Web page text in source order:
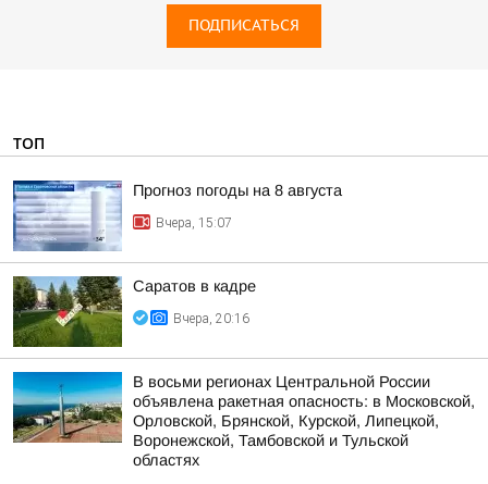
ПОДПИСАТЬСЯ
ТОП
Прогноз погоды на 8 августа
Вчера, 15:07
Саратов в кадре
Вчера, 20:16
В восьми регионах Центральной России
объявлена ракетная опасность: в Московской,
Орловской, Брянской, Курской, Липецкой,
Воронежской, Тамбовской и Тульской
областях